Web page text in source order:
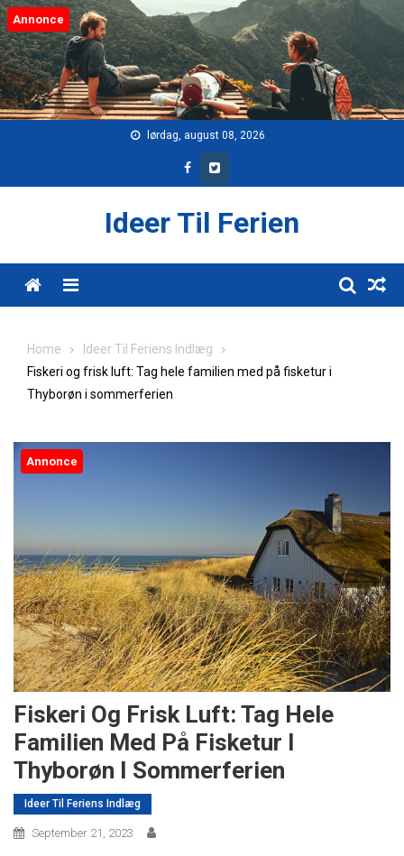
Skip
to
content
Annonce
lørdag, august 08, 2026
Ideer Til Ferien
Menu
Home
Ideer Til Feriens Indlæg
Fiskeri og frisk luft: Tag hele familien med på fisketur i
Thyborøn i sommerferien
Annonce
Fiskeri Og Frisk Luft: Tag Hele
Familien Med På Fisketur I
Thyborøn I Sommerferien
Ideer Til Feriens Indlæg
September 21, 2023